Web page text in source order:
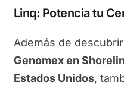
Linq: Potencia tu
Además de descubrir
Genomex en
Estados Unidos,